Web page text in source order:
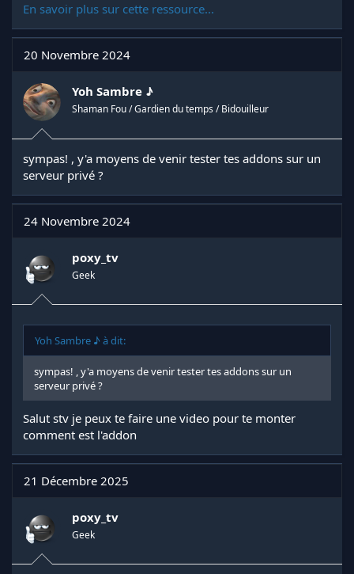
1. ** Messages de prévention automatiques :**
- Diffuse automatiquement un message de prévention
- Plus de50 messages uniques
En savoir plus sur cette ressource...
20 Novembre 2024
Yoh Sambre ♪
Shaman Fou / Gardien du temps / Bidouilleur
sympas! , y'a moyens de venir tester tes addons sur un
serveur privé ?
24 Novembre 2024
poxy_tv
Geek
Yoh Sambre ♪ à dit:
sympas! , y'a moyens de venir tester tes addons sur un
serveur privé ?
Salut stv je peux te faire une video pour te monter
comment est l'addon
21 Décembre 2025
poxy_tv
Geek